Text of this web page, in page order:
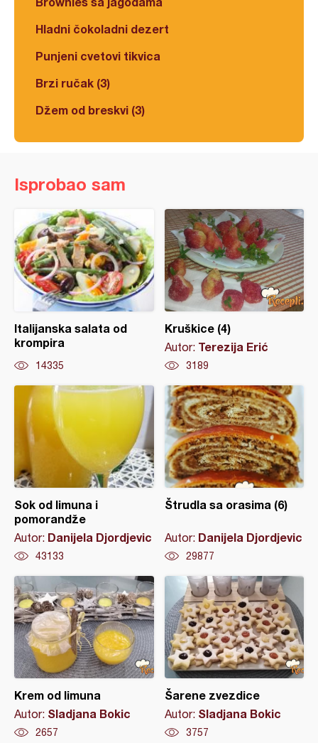
Hladni čokoladni dezert
Punjeni cvetovi tikvica
Brzi ručak (3)
Džem od breskvi (3)
Isprobao sam
Italijanska salata od
krompira
14335
Kruškice (4)
Autor: Terezija Erić
3189
Sok od limuna i
pomorandže
Autor: Danijela Djordjevic
43133
Štrudla sa orasima (6)
Autor: Danijela Djordjevic
29877
Krem od limuna
Autor: Sladjana Bokic
2657
Šarene zvezdice
Autor: Sladjana Bokic
3757